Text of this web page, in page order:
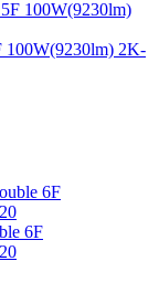
100W(9230lm) 2K-
6F